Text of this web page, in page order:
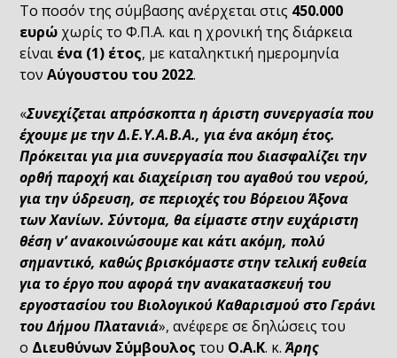
Το ποσόν της σύμβασης ανέρχεται στις 450.000
ευρώ χωρίς το Φ.Π.Α. και η χρονική της διάρκεια
είναι ένα (1) έτος, με καταληκτική ημερομηνία
τονΑύγουστου του 2022.
«Συνεχίζεται απρόσκοπτα η άριστη συνεργασία που
έχουμε με την Δ.Ε.Υ.Α.Β.Α., για ένα ακόμη έτος.
Πρόκειται για μια συνεργασία που διασφαλίζει την
ορθή παροχή και διαχείριση του αγαθού του νερού,
για την ύδρευση, σε περιοχές του Βόρειου Άξονα
των Χανίων. Σύντομα, θα είμαστε στην ευχάριστη
θέση ν’ ανακοινώσουμε και κάτι ακόμη, πολύ
σημαντικό, καθώς βρισκόμαστε στην τελική ευθεία
για το έργο που αφορά την ανακατασκευή του
εργοστασίου του Βιολογικού Καθαρισμού στο Γεράνι
του Δήμου Πλατανιά», ανέφερε σε δηλώσεις του
ο Διευθύνων Σύμβουλος του Ο.Α.Κ. κ.Άρης